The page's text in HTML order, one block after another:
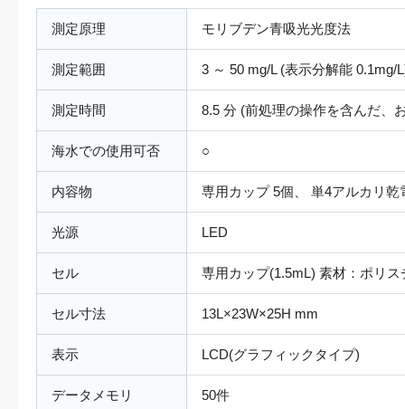
測定原理 モリブデン青吸光光度法
測定範囲 3 ～ 50 mg/L (表示分解能 0.1mg/
測定時間 8.5 分 (前処理の操作を含んだ、
海水での使用可否 ○
内容物 専用カップ 5個、 単4アルカリ
光源 LED
セル 専用カップ(1.5mL) 素材：ポリ
セル寸法 13L×23W×25H mm
表示 LCD(グラフィックタイプ)
データメモリ 50件